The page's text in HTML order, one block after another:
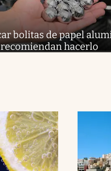
bolitas de papel
hacerlo